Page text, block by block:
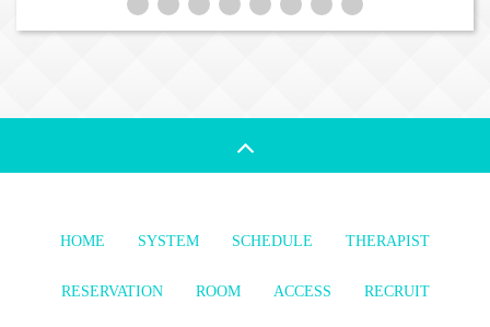
HOME SYSTEM SCHEDULE THERAPIST
RESERVATION ROOM ACCESS RECRUIT